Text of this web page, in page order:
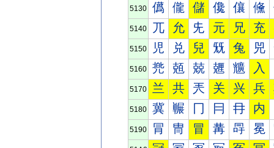
5130 儰 儱 儲 儳 儴 儵
5140 兀 允 兂 元 兄 充
5150 児 兑 兒 兓 兔 兕
5160 兠 兡 兢 兣 兤 入
5170 兰 共 兲 关 兴 兵
5180 冀 冁 冂 冃 冄 内
5190 冐 冑 冒 冓 冔 冕